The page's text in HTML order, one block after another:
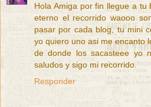
Hola Amiga por fin llegue a
eterno el recorrido waooo
pasar por cada blog, tu mini
yo quiero uno asi me encanto
de donde los sacasteee yo
saludos y sigo mi recorrido.
Responder